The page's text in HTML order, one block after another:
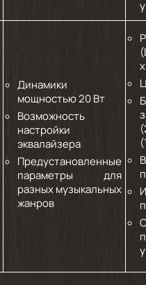
Динамики
мощностью 20 Вт
Возможность
настройки
эквалайзера
Предустановленные
параметры для
разных музыкальных
жанров